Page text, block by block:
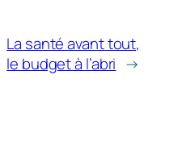
La santé avant tout,
le budget à l’abri →